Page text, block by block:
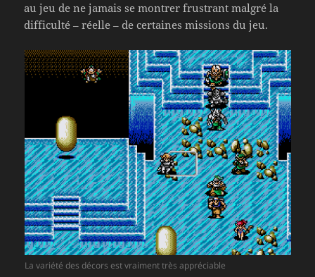
au jeu de ne jamais se montrer frustrant malgré la
difficulté – réelle – de certaines missions du jeu.
La variété des décors est vraiment très appréciable